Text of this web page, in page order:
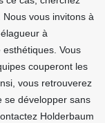
vous invitons à
à
Vous
couperont les
vous retrouverez
se développer sans
Holderbaum